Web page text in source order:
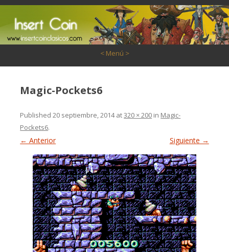
< Menú >
Magic-Pockets6
Published20 septiembre, 2014at320 × 200 in Magic-
Pockets6.
← Anterior Siguiente →